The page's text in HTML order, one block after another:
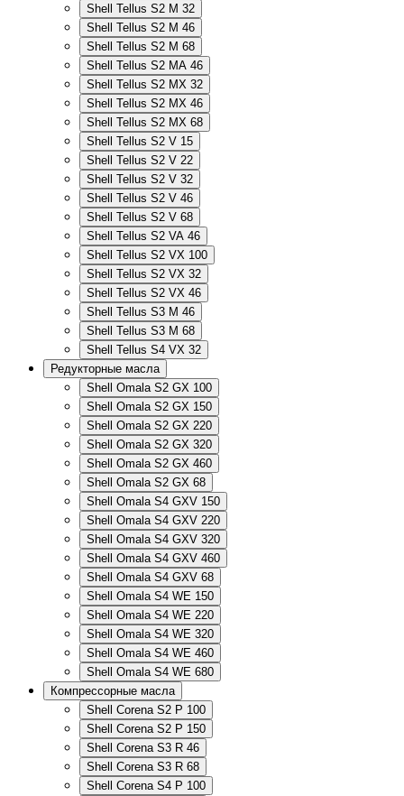
Shell Tellus S2 M 32
Shell Tellus S2 M 46
Shell Tellus S2 M 68
Shell Tellus S2 MA 46
Shell Tellus S2 MX 32
Shell Tellus S2 MX 46
Shell Tellus S2 MX 68
Shell Tellus S2 V 15
Shell Tellus S2 V 22
Shell Tellus S2 V 32
Shell Tellus S2 V 46
Shell Tellus S2 V 68
Shell Tellus S2 VA 46
Shell Tellus S2 VX 100
Shell Tellus S2 VX 32
Shell Tellus S2 VX 46
Shell Tellus S3 M 46
Shell Tellus S3 M 68
Shell Tellus S4 VX 32
Редукторные масла
Shell Omala S2 GX 100
Shell Omala S2 GX 150
Shell Omala S2 GX 220
Shell Omala S2 GX 320
Shell Omala S2 GX 460
Shell Omala S2 GX 68
Shell Omala S4 GXV 150
Shell Omala S4 GXV 220
Shell Omala S4 GXV 320
Shell Omala S4 GXV 460
Shell Omala S4 GXV 68
Shell Omala S4 WE 150
Shell Omala S4 WE 220
Shell Omala S4 WE 320
Shell Omala S4 WE 460
Shell Omala S4 WE 680
Компрессорные масла
Shell Corena S2 P 100
Shell Corena S2 P 150
Shell Corena S3 R 46
Shell Corena S3 R 68
Shell Corena S4 P 100